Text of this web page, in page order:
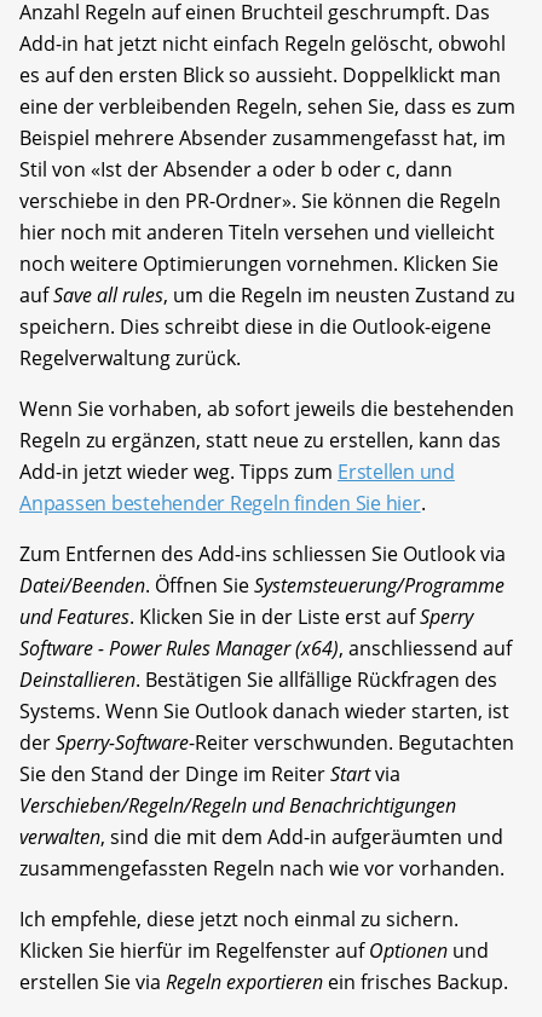
Anzahl Regeln auf einen Bruchteil geschrumpft. Das
Add-in hat jetzt nicht einfach Regeln gelöscht, obwohl
es auf den ersten Blick so aussieht. Doppelklickt man
eine der verbleibenden Regeln, sehen Sie, dass es zum
Beispiel mehrere Absender zusammengefasst hat, im
Stil von «Ist der Absender a oder b oder c, dann
verschiebe in den PR-Ordner». Sie können die Regeln
hier noch mit anderen Titeln versehen und vielleicht
noch weitere Optimierungen vornehmen. Klicken Sie
aufSave all rules, um die Regeln im neusten Zustand zu
speichern. Dies schreibt diese in die Outlook-eigene
Regelverwaltung zurück.
Wenn Sie vorhaben, ab sofort jeweils die bestehenden
Regeln zu ergänzen, statt neue zu erstellen, kann das
Add-in jetzt wieder weg. Tipps zum Erstellen und
Anpassen bestehender Regeln finden Sie hier.
Zum Entfernen des Add-ins schliessen Sie Outlook via
Datei/Beenden. Öffnen SieSystemsteuerung/Programme
und Features. Klicken Sie in der Liste erst aufSperry
Software - Power Rules Manager (x64), anschliessend auf
Deinstallieren. Bestätigen Sie allfällige Rückfragen des
Systems. Wenn Sie Outlook danach wieder starten, ist
derSperry-Software-Reiter verschwunden. Begutachten
Sie den Stand der Dinge im ReiterStartvia
Verschieben/Regeln/Regeln und Benachrichtigungen
verwalten, sind die mit dem Add-in aufgeräumten und
zusammengefassten Regeln nach wie vor vorhanden.
Ich empfehle, diese jetzt noch einmal zu sichern.
Klicken Sie hierfür im Regelfenster aufOptionen und
erstellen Sie via Regeln exportieren ein frisches Backup.